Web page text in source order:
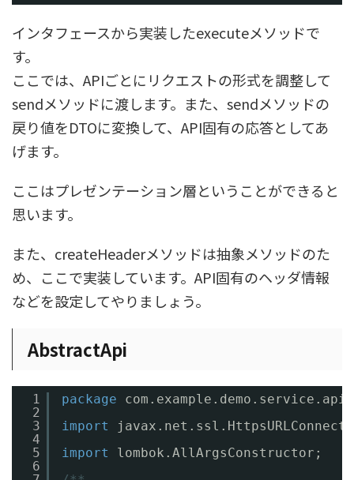
インタフェースから実装したexecuteメソッドで
す。
ここでは、APIごとにリクエストの形式を調整して
sendメソッドに渡します。また、sendメソッドの
戻り値をDTOに変換して、API固有の応答としてあ
げます。
ここはプレゼンテーション層ということができると
思います。
また、createHeaderメソッドは抽象メソッドのた
め、ここで実装しています。API固有のヘッダ情報
などを設定してやりましょう。
AbstractApi
1
2
3
4
5
6
package
com.example.demo.service.api;
import
import
lombok.AllArgsConstructor;